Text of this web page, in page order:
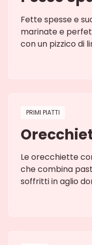
Fette spesse e
marinate e
con un pizzico di
PRIMI PIATTI
Le orecchiette
che combina
soffritti in aglio